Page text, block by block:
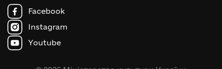
Facebook
Instagram
Youtube